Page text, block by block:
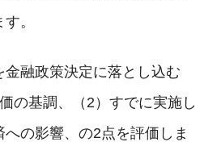
。
融政策決定に落とし込む
の基調、（2）すでに実施し
の影響、の2点を評価しま